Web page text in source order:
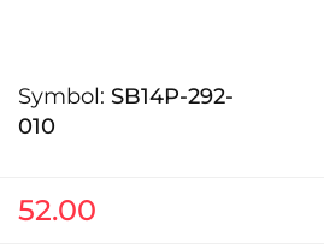
Symbol: SB14P-292-
010
52.00